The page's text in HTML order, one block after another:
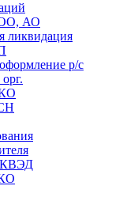
АО
ликвидация
р/с